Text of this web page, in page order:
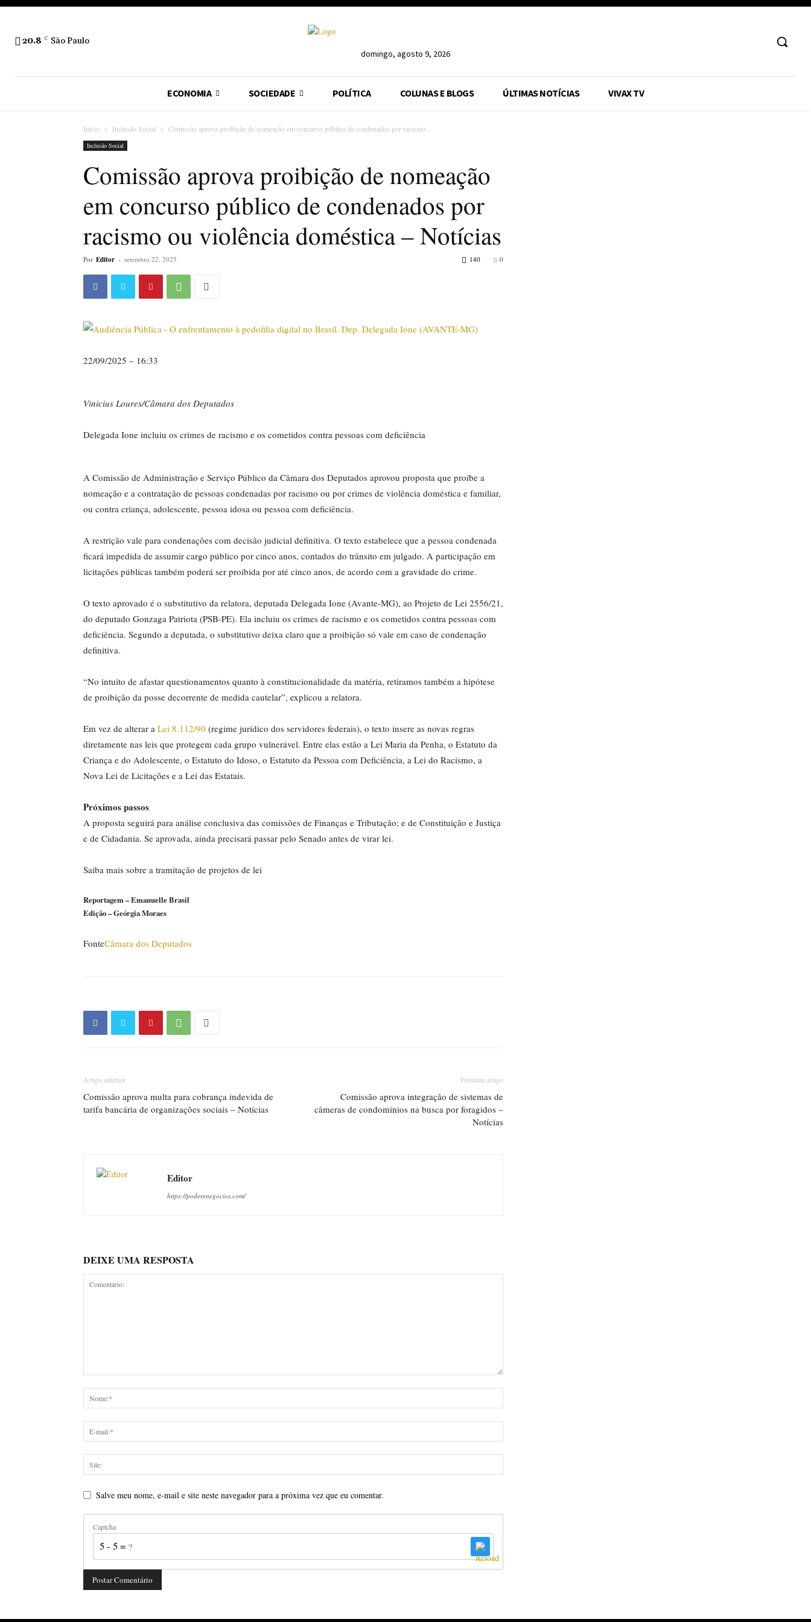
20.8 C São Paulo
domingo, agosto 9, 2026
ECONOMIA SOCIEDADE POLÍTICA COLUNAS E BLOGS ÚLTIMAS NOTÍCIAS VIVAX TV
Início Inclusão Social Comissão aprova proibição de nomeação em concurso público de condenados por racismo...
Inclusão Social
Comissão aprova proibição de nomeação
em concurso público de condenados por
racismo ou violência doméstica – Notícias
Por Editor - setembro 22, 2025 0
140
22/09/2025 – 16:33
Vinicius Loures/Câmara dos Deputados
Delegada Ione incluiu os crimes de racismo e os cometidos contra pessoas com deficiência
A Comissão de Administração e Serviço Público da Câmara dos Deputados aprovou proposta que proíbe a
nomeação e a contratação de pessoas condenadas por racismo ou por crimes de violência doméstica e familiar,
ou contra criança, adolescente, pessoa idosa ou pessoa com deficiência.
A restrição vale para condenações com decisão judicial definitiva. O texto estabelece que a pessoa condenada
ficará impedida de assumir cargo público por cinco anos, contados do trânsito em julgado. A participação em
licitações públicas também poderá ser proibida por até cinco anos, de acordo com a gravidade do crime.
O texto aprovado é o substitutivo da relatora, deputada Delegada Ione (Avante-MG), ao Projeto de Lei 2556/21,
do deputado Gonzaga Patriota (PSB-PE). Ela incluiu os crimes de racismo e os cometidos contra pessoas com
deficiência. Segundo a deputada, o substitutivo deixa claro que a proibição só vale em caso de condenação
definitiva.
“No intuito de afastar questionamentos quanto à constitucionalidade da matéria, retiramos também a hipótese
de proibição da posse decorrente de medida cautelar”, explicou a relatora.
Em vez de alterar a Lei 8.112/90 (regime jurídico dos servidores federais), o texto insere as novas regras
diretamente nas leis que protegem cada grupo vulnerável. Entre elas estão a Lei Maria da Penha, o Estatuto da
Criança e do Adolescente, o Estatuto do Idoso, o Estatuto da Pessoa com Deficiência, a Lei do Racismo, a
Nova Lei de Licitações e a Lei das Estatais.
Próximos passos
A proposta seguirá para análise conclusiva das comissões de Finanças e Tributação; e de Constituição e Justiça
e de Cidadania. Se aprovada, ainda precisará passar pelo Senado antes de virar lei.
Saiba mais sobre a tramitação de projetos de lei
Reportagem – Emanuelle Brasil
Edição – Geórgia Moraes
FonteCâmara dos Deputados
Artigo anterior
Comissão aprova multa para cobrança indevida de
tarifa bancária de organizações sociais – Notícias
Próximo artigo
Comissão aprova integração de sistemas de
câmeras de condomínios na busca por foragidos –
Notícias
Editor
https://poderenegocios.com/
DEIXE UMA RESPOSTA
Salve meu nome, e-mail e site neste navegador para a próxima vez que eu comentar.
Captcha
5 - 5 = ?